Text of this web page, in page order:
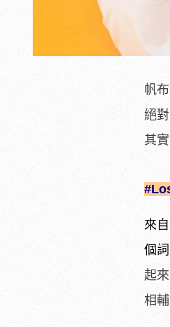
帆
絕
其
來
個
起
相